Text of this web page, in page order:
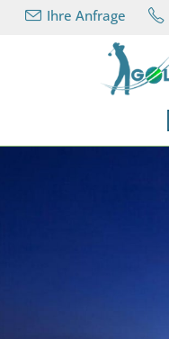
Ihre Anfrage